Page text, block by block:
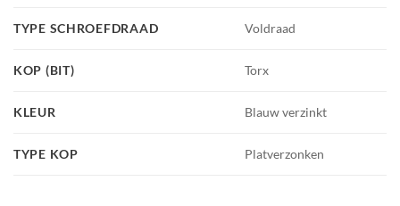
TYPE SCHROEFDRAAD Voldraad
KOP (BIT) Torx
KLEUR Blauw verzinkt
TYPE KOP Platverzonken